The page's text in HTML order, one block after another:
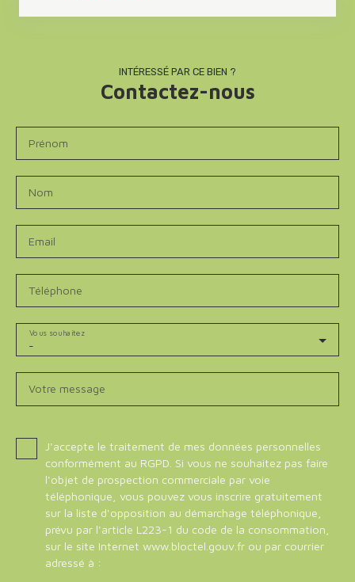
INTÉRESSÉ PAR CE BIEN ?
Contactez-nous
Prénom
Nom
Email
Téléphone
-
Vous souhaitez
Votre message
J'accepte le traitement de mes données personnelles
conformément au RGPD. Si vous ne souhaitez pas faire
l'objet de prospection commerciale par voie
téléphonique, vous pouvez vous inscrire gratuitement
sur la liste d'opposition au démarchage téléphonique,
prévu par l'article L223-1 du code de la consommation,
sur le site Internet www.bloctel.gouv.fr ou par courrier
adressé à :